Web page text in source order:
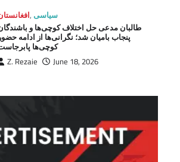
,سیاسی
طالبان مدعی حل اختلاف کوچی‌ها و
پنجاب بامیان شد؛ نگرانی‌ها از ادامه حضور
کوچی‌ها
Z. Rezaie June 18, 2026